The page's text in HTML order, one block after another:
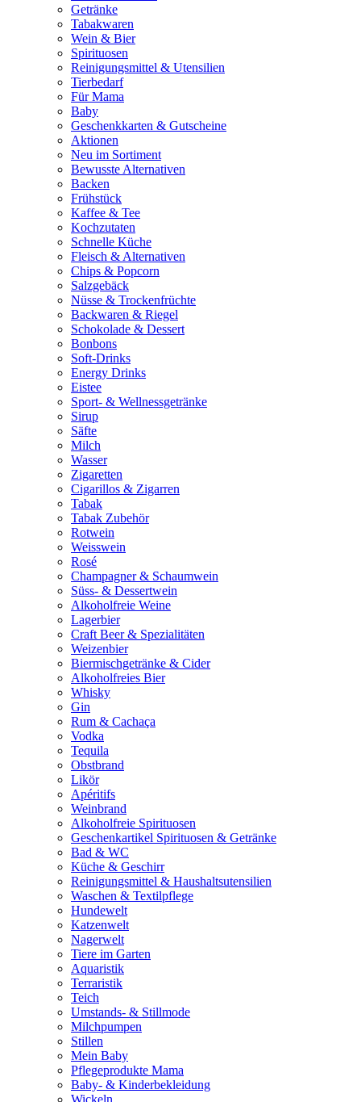
Getränke
Tabakwaren
Wein & Bier
Spirituosen
Reinigungsmittel & Utensilien
Tierbedarf
Für Mama
Baby
Geschenkkarten & Gutscheine
Aktionen
Neu im Sortiment
Bewusste Alternativen
Backen
Frühstück
Kaffee & Tee
Kochzutaten
Schnelle Küche
Fleisch & Alternativen
Chips & Popcorn
Salzgebäck
Nüsse & Trockenfrüchte
Backwaren & Riegel
Schokolade & Dessert
Bonbons
Soft-Drinks
Energy Drinks
Eistee
Sport- & Wellnessgetränke
Sirup
Säfte
Milch
Wasser
Zigaretten
Cigarillos & Zigarren
Tabak
Tabak Zubehör
Rotwein
Weisswein
Rosé
Champagner & Schaumwein
Süss- & Dessertwein
Alkoholfreie Weine
Lagerbier
Craft Beer & Spezialitäten
Weizenbier
Biermischgetränke & Cider
Alkoholfreies Bier
Whisky
Gin
Rum & Cachaça
Vodka
Tequila
Obstbrand
Likör
Apéritifs
Weinbrand
Alkoholfreie Spirituosen
Geschenkartikel Spirituosen & Getränke
Bad & WC
Küche & Geschirr
Reinigungsmittel & Haushaltsutensilien
Waschen & Textilpflege
Hundewelt
Katzenwelt
Nagerwelt
Tiere im Garten
Aquaristik
Terraristik
Teich
Umstands- & Stillmode
Milchpumpen
Stillen
Mein Baby
Pflegeprodukte Mama
Baby- & Kinderbekleidung
Wickeln